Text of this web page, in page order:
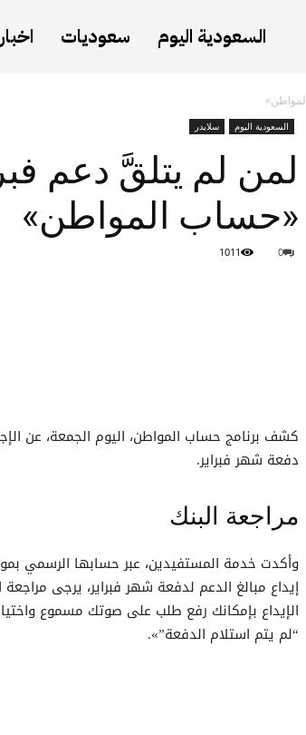
السعودية اليوم سعوديات
السعودية اليوم سلايدر
لمن لم يتلقَّ دعم
«حساب المواطن»
0
1011
كشف برنامج حساب المواطن، اليوم الجمعة، عن
دفعة شهر فبراير.
مراجعة البنك
وأكدت خدمة المستفيدين، عبر حسابها الرسمي
إيداع مبالغ الدعم لدفعة شهر فبراير، يرجى
الإيداع بإمكانك رفع طلب على صوتك مسموع
“لم يتم استلام الدفعة”».